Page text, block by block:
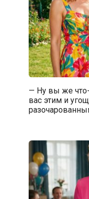
— Ну вы же что-
вас этим и